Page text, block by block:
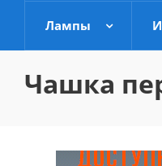
Лампы
Чашка